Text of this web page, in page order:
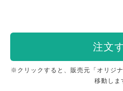
注文
※クリックすると、販売元「オリジ
移動しま